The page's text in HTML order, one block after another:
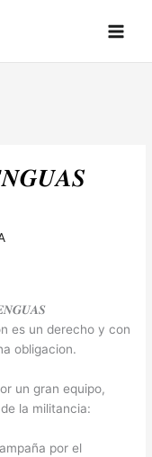
es un derecho y con
obligacion.
un gran equipo,
la militancia:
por el